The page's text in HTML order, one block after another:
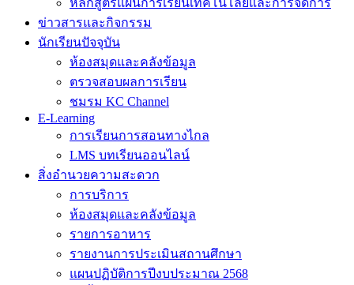
ข่าวสารและกิจกรรม
นักเรียนปัจจุบัน
ห้องสมุดและคลังข้อมูล
ตรวจสอบผลการเรียน
ชมรม KC Channel
E-Learning
การเรียนการสอนทางไกล
LMS บทเรียนออนไลน์
สิ่งอำนวยความสะดวก
การบริการ
ห้องสมุดและคลังข้อมูล
รายการอาหาร
รายงานการประเมินสถานศึกษา
แผนปฏิบัติการปีงบประมาณ 2568